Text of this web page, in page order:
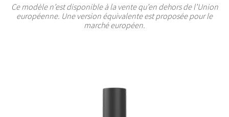
Ce modèle n’est disponible à la vente qu’en dehors de l’Union
européenne. Une version équivalente est proposée pour le
marché européen.